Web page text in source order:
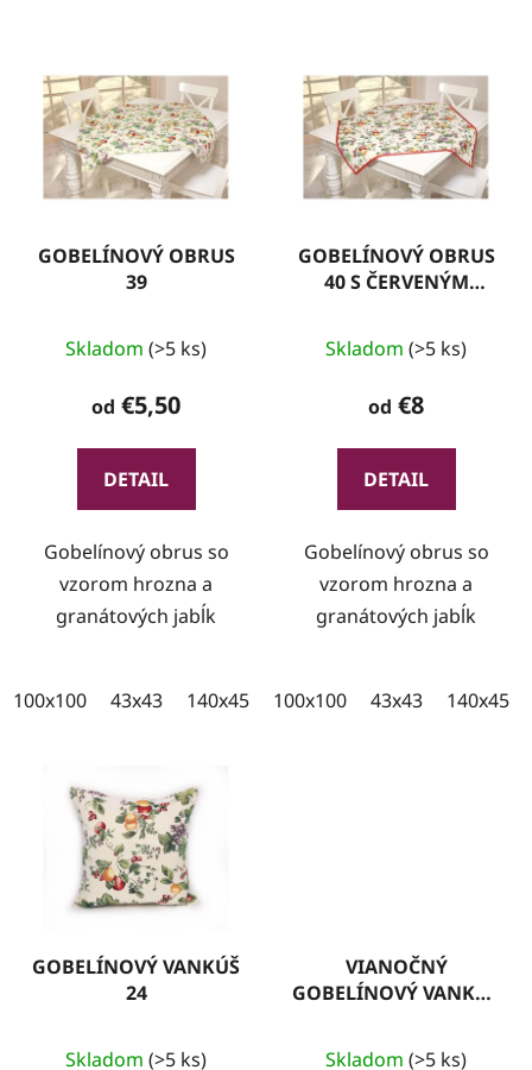
GOBELÍNOVÝ OBRUS
39
Skladom (>5 ks)
od €5,50
DETAIL
Gobelínový obrus so
vzorom hrozna a
granátových jabĺk
100x100 43x43 140x45 100x35
GOBELÍNOVÝ OBRUS
40 S ČERVENÝM
Skladom (>5 ks)
od €8
DETAIL
Gobelínový obrus so
vzorom hrozna a
granátových jabĺk
100x100 43x43 140x45
GOBELÍNOVÝ VANKÚŠ
24
Skladom (>5 ks)
VIANOČNÝ
GOBELÍNOVÝ VANKÚŠ
Skladom (>5 ks)